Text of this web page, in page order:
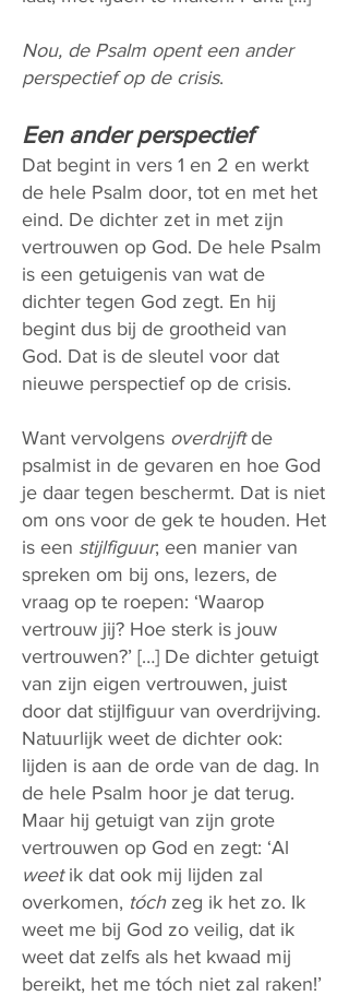
Nou, de Psalm opent een ander
perspectief op de crisis.
Een ander perspectief
Dat begint in vers 1 en 2 en werkt
de hele Psalm door, tot en met het
eind. De dichter zet in met zijn
vertrouwen op God. De hele Psalm
is een getuigenis van wat de
dichter tegen God zegt. En hij
begint dus bij de grootheid van
God. Dat is de sleutel voor dat
nieuwe perspectief op de crisis.
Want vervolgens overdrijftde
psalmist in de gevaren en hoe God
je daar tegen beschermt. Dat is niet
om ons voor de gek te houden. Het
is een stijlfiguur; een manier van
spreken om bij ons, lezers, de
vraag op te roepen: ‘Waarop
vertrouw jij? Hoe sterk is jouw
vertrouwen?’ […] De dichter getuigt
van zijn eigen vertrouwen, juist
door dat stijlfiguur van overdrijving.
Natuurlijk weet de dichter ook:
lijden is aan de orde van de dag. In
de hele Psalm hoor je dat terug.
Maar hij getuigt van zijn grote
vertrouwen op God en zegt: ‘Al
weetik dat ook mij lijden zal
overkomen, tóchzeg ik het zo. Ik
weet me bij God zo veilig, dat ik
weet dat zelfs als het kwaad mij
bereikt, het me tóch niet zal raken!’